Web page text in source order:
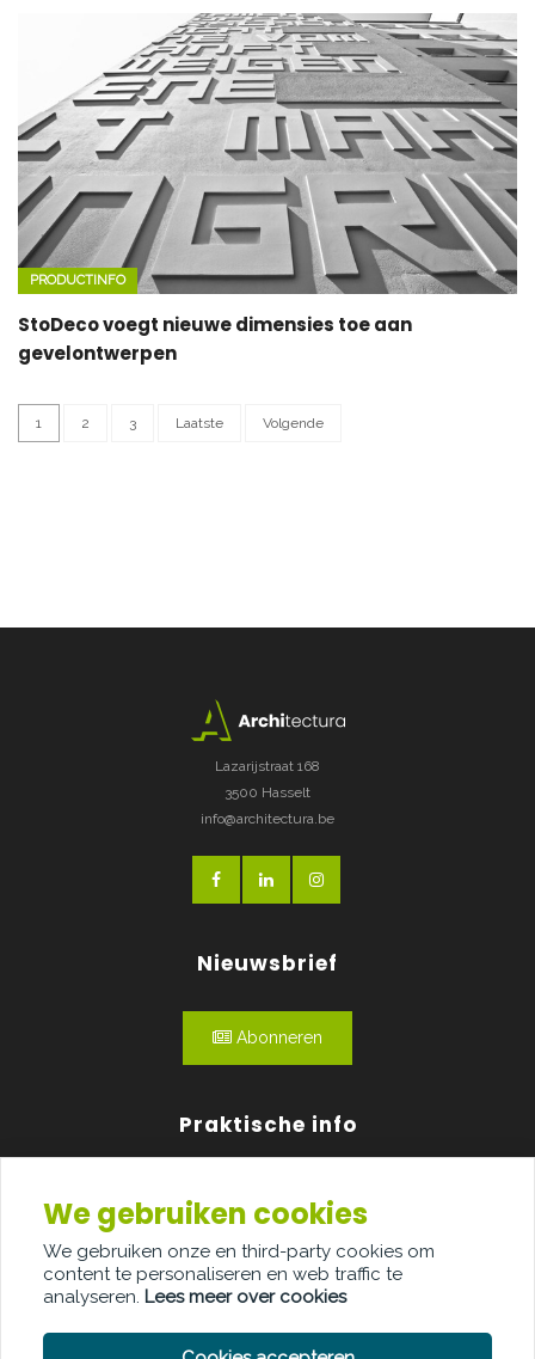
PRODUCTINFO
StoDeco voegt nieuwe dimensies toe aan
gevelontwerpen
1 2 3 Laatste Volgende
Lazarijstraat 168
3500 Hasselt
info@architectura.be
Nieuwsbrief
Abonneren
Praktische info
Over ons
Adverteren
Contact
We gebruiken cookies
We gebruiken onze en third-party cookies om
content te personaliseren en web traffic te
analyseren. Lees meer over cookies